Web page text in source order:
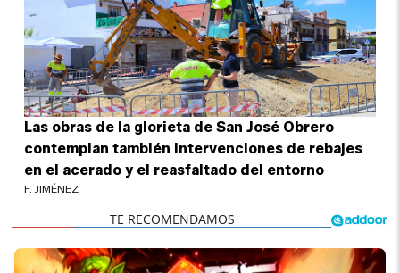
Las obras de la glorieta de San José Obrero
contemplan también intervenciones de rebajes
en el acerado y el reasfaltado del entorno
F. JIMÉNEZ